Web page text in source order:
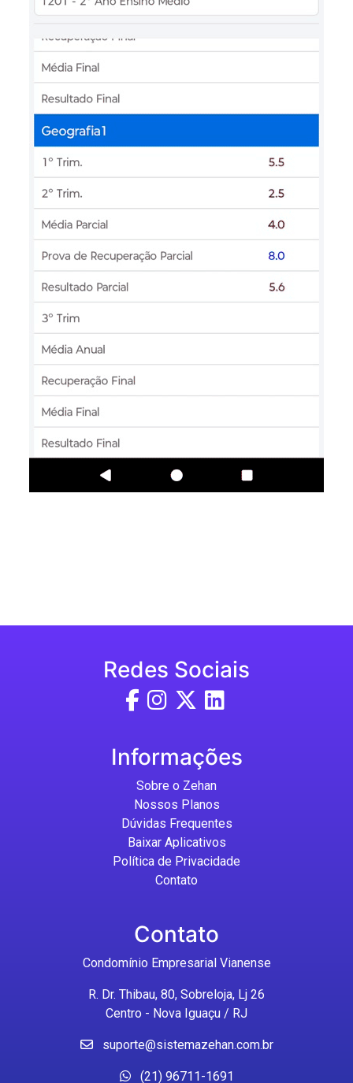
Redes Sociais
Informações
Sobre o Zehan
Nossos Planos
Dúvidas Frequentes
Baixar Aplicativos
Política de Privacidade
Contato
Contato
Condomínio Empresarial Vianense
R. Dr. Thibau, 80, Sobreloja, Lj 26
Centro - Nova Iguaçu / RJ
suporte@sistemazehan.com.br
(21) 96711-1691